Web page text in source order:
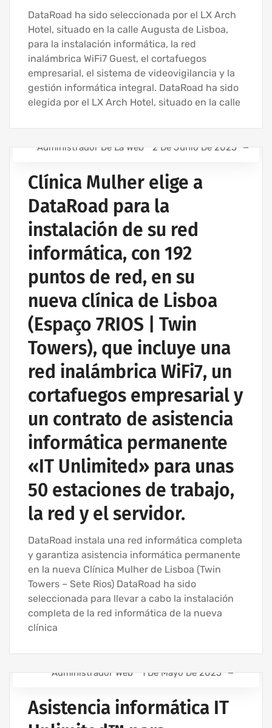
DataRoad ha sido seleccionada por el LX Arch
Hotel, situado en la calle Augusta de Lisboa,
para la instalación informática, la red
inalámbrica WiFi7 Guest, el cortafuegos
empresarial, el sistema de videovigilancia y la
gestión informática integral. DataRoad ha sido
elegida por el LX Arch Hotel, situado en la calle
PARA EMPRESAS
ASISTENCIA INFORMÁTICA Y SERVICIOS DE TI
CONTRATO DE SERVICIOS INFORMÁTICOS
EMPRESA DE ASISTENCIA INFORMÁTICA | SERVICIOS
INFORMÁTICOS
IT UNLIMITED - SERVICIOS INFORMÁTICOS
MANTENIMIENTO INFORMÁTICO PARA EMPRESAS
Administrador De La Web 2 De Junio De 2025
Clínica Mulher elige a
DataRoad para la
instalación de su red
informática, con 192
puntos de red, en su
nueva clínica de Lisboa
(Espaço 7RIOS | Twin
Towers), que incluye una
red inalámbrica WiFi7, un
cortafuegos empresarial y
un contrato de asistencia
informática permanente
«IT Unlimited» para unas
50 estaciones de trabajo,
la red y el servidor.
DataRoad instala una red informática completa
y garantiza asistencia informática permanente
en la nueva Clínica Mulher de Lisboa (Twin
Towers – Sete Rios) DataRoad ha sido
seleccionada para llevar a cabo la instalación
completa de la red informática de la nueva
clínica
ASISTENCIA INFORMÁTICA - SERVICIOS INFORMÁTICOS
PARA EMPRESAS
Administrador Web 1 De Mayo De 2025
Asistencia informática IT